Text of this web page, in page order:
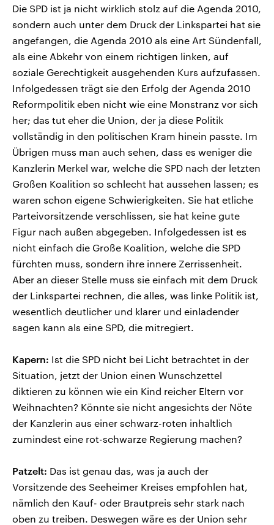
Die SPD ist ja nicht wirklich stolz auf die Agenda 2010,
sondern auch unter dem Druck der Linkspartei hat sie
angefangen, die Agenda 2010 als eine Art Sündenfall,
als eine Abkehr von einem richtigen linken, auf
soziale Gerechtigkeit ausgehenden Kurs aufzufassen.
Infolgedessen trägt sie den Erfolg der Agenda 2010
Reformpolitik eben nicht wie eine Monstranz vor sich
her; das tut eher die Union, der ja diese Politik
vollständig in den politischen Kram hinein passte. Im
Übrigen muss man auch sehen, dass es weniger die
Kanzlerin Merkel war, welche die SPD nach der letzten
Großen Koalition so schlecht hat aussehen lassen; es
waren schon eigene Schwierigkeiten. Sie hat etliche
Parteivorsitzende verschlissen, sie hat keine gute
Figur nach außen abgegeben. Infolgedessen ist es
nicht einfach die Große Koalition, welche die SPD
fürchten muss, sondern ihre innere Zerrissenheit.
Aber an dieser Stelle muss sie einfach mit dem Druck
der Linkspartei rechnen, die alles, was linke Politik ist,
wesentlich deutlicher und klarer und einladender
sagen kann als eine SPD, die mitregiert.
Kapern: Ist die SPD nicht bei Licht betrachtet in der
Situation, jetzt der Union einen Wunschzettel
diktieren zu können wie ein Kind reicher Eltern vor
Weihnachten? Könnte sie nicht angesichts der Nöte
der Kanzlerin aus einer schwarz-roten inhaltlich
zumindest eine rot-schwarze Regierung machen?
Patzelt: Das ist genau das, was ja auch der
Vorsitzende des Seeheimer Kreises empfohlen hat,
nämlich den Kauf- oder Brautpreis sehr stark nach
oben zu treiben. Deswegen wäre es der Union sehr